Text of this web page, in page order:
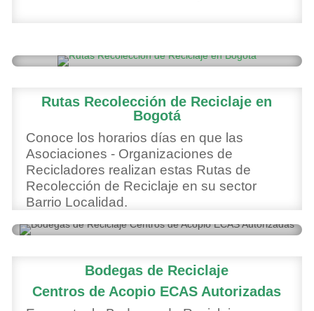
Rutas Recolección de Reciclaje en
Bogotá
Conoce los horarios días en que las
Asociaciones - Organizaciones de
Recicladores realizan estas Rutas de
Recolección de Reciclaje en su sector
Barrio Localidad.
Bodegas de Reciclaje
Centros de Acopio ECAS Autorizadas